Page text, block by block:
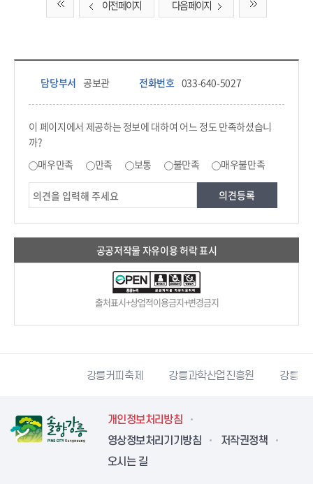
이전 페이지 다음 페이지
담당부서 정보 & 컨텐츠 만족도 조사 & 공공저작물 자유이용 허락 표시
담당부서 공보관 전화번호 033-640-5027
이 페이지에서 제공하는 정보에 대하여 어느 정도 만족하셨습니
까?
매우만족 만족 보통 불만족 매우불만족
공공저작물 자유이용 허락 표시
출처표시+상업적이용금지+변경금지
강릉커피축제 강릉과학산업진흥원 강릉문
개인정보처리방침
영상정보처리기기방침
저작권정책
오시는 길